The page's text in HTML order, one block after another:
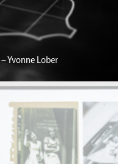
– Yvonne Lober